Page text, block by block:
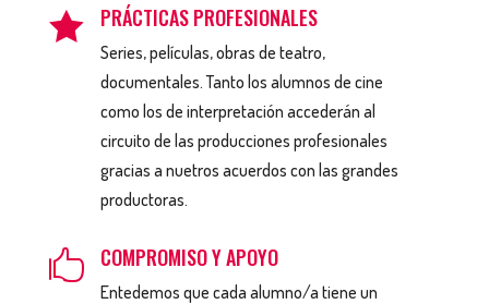
 PRÁCTICAS PROFESIONALES
Series, películas, obras de teatro,
documentales. Tanto los alumnos de cine
como los de interpretación accederán al
circuito de las producciones profesionales
gracias a nuetros acuerdos con las grandes
productoras.
 COMPROMISO Y APOYO
Entedemos que cada alumno/a tiene un